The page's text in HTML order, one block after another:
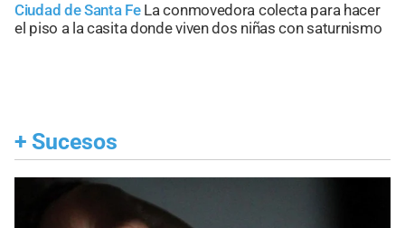
Ciudad de Santa Fe La conmovedora colecta para hacer
el piso a la casita donde viven dos niñas con saturnismo
+ Sucesos